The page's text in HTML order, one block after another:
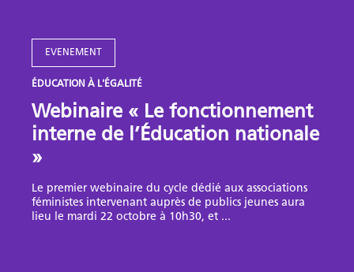
EVENEMENT
ÉDUCATION À L'ÉGALITÉ
Webinaire « Le fonctionnement
interne de l’Éducation nationale
»
Le premier webinaire du cycle dédié aux associations
féministes intervenant auprès de publics jeunes aura
lieu le mardi 22 octobre à 10h30, et ...